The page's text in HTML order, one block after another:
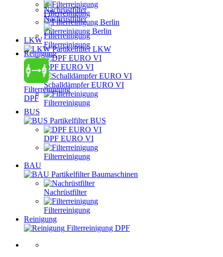
Nachrüstfilter
Filterreinigung
Reinigung
Filterreinigung
DPF
Filterreinigung
Filterreinigung Berlin
LKW
Partikelfilter LKW
DPF EURO VI
Schalldämpfer EURO VI
Filterreinigung
BUS
Partikelfilter BUS
DPF EURO VI
Filterreinigung
BAU
Partikelfilter Baumaschinen
Nachrüstfilter
Filterreinigung
Reinigung
Filterreinigung DPF